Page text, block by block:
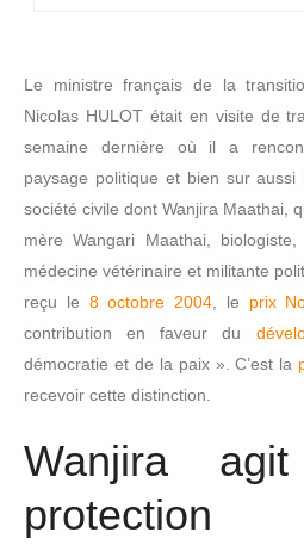
Le ministre français de la
Nicolas HULOT était en visite de
semaine dernière où il a
paysage politique et bien sur
société civile dont Wanjira Maathai,
mère Wangari Maathai,
médecine vétérinaire et militante
reçu le 8 octobre 2004 , le prix
contribution en faveur du
démocratie et de la paix ». C’est la
recevoir cette distinction.
Wanjira